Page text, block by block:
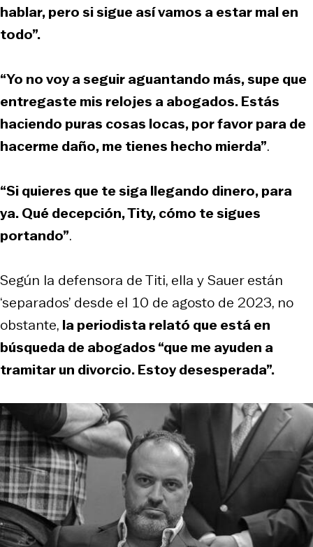
hablar, pero si sigue así vamos a estar mal en
todo”.
“Yo no voy a seguir aguantando más, supe que
entregaste mis relojes a abogados. Estás
haciendo puras cosas locas, por favor para de
hacerme daño, me tienes hecho mierda”.
“Si quieres que te siga llegando dinero, para
ya. Qué decepción, Tity, cómo te sigues
portando”.
Según la defensora de Titi, ella y Sauer están
‘separados’ desde el 10 de agosto de 2023, no
obstante, la periodista relató que está en
búsqueda de abogados “que me ayuden a
tramitar un divorcio. Estoy desesperada”.